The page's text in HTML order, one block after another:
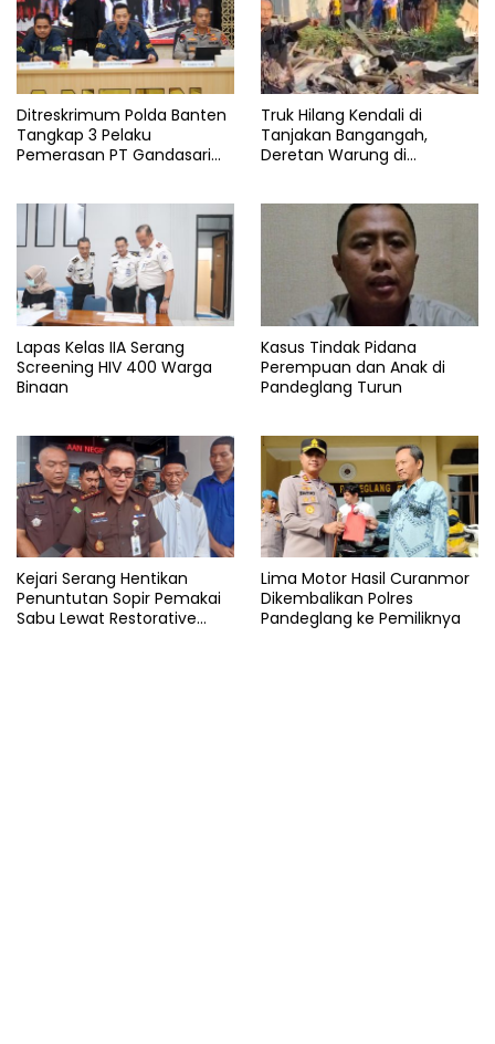
Pandeglang
Ditreskrimum Polda Banten
Tangkap 3 Pelaku
Pemerasan PT Gandasari
Truk Hilang Kendali di
Tanjakan Bangangah,
Deretan Warung di
Lapas Kelas IIA Serang
Screening HIV 400 Warga
Binaan
Kasus Tindak Pidana
Perempuan dan Anak di
Pandeglang Turun
Kejari Serang Hentikan
Penuntutan Sopir Pemakai
Sabu Lewat Restorative
Lima Motor Hasil Curanmor
Dikembalikan Polres
Pandeglang ke Pemiliknya